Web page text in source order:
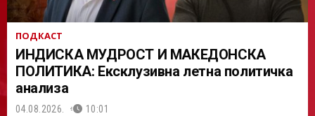
ПОДКАСТ
ИНДИСКА МУДРОСТ И МАКЕДОНСКА
ПОЛИТИКА: Ексклузивна летна политичка
анализа
04.08.2026. 10:01